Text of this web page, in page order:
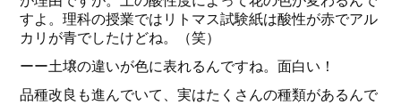
すよ。理科の授業ではリトマス試験紙は酸性が赤でアル
カリが青でしたけどね。（笑）
ーー土壌の違いが色に表れるんですね。面白い！
品種改良も進んでいて、実はたくさんの種類があるんで